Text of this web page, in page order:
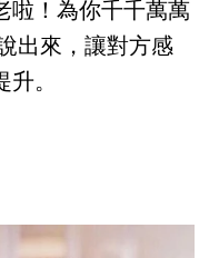
啦！為你千千萬萬
出來，讓對方感
。